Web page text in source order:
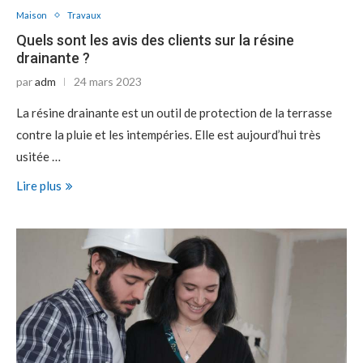
Maison Travaux
Quels sont les avis des clients sur la résine
drainante ?
paradm 24 mars 2023
La résine drainante est un outil de protection de la terrasse
contre la pluie et les intempéries. Elle est aujourd’hui très
usitée …
Lire plus